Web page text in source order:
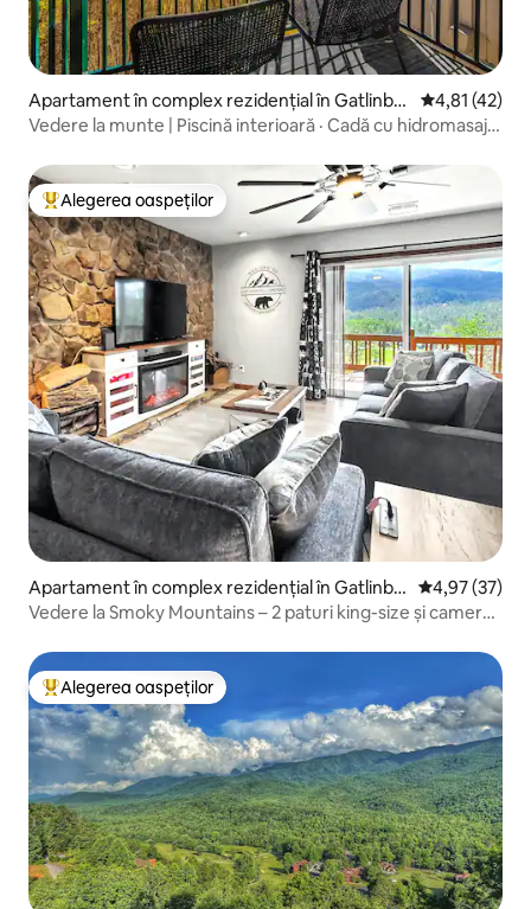
Apartament în complex rezidențial în Gatlinbur
g
Scor mediu
4,81 (42)
Vedere la munte | Piscină interioară · Cadă cu hidromasaj ·
Locuință din topul categoriei Alegerea oaspeților
Alegerea oaspeților
Apartament în complex rezidențial în Gatlinbu
rg
Scor mediu
4,97 (37)
Vedere la Smoky Mountains – 2 paturi king-size și cameră
Locuință din topul categoriei Alegerea oaspeților
Alegerea oaspeților